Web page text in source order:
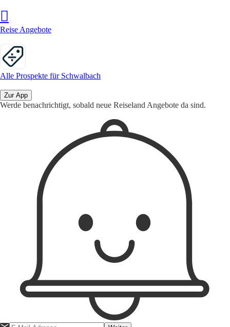
Reise Angebote
Alle Prospekte für Schwalbach
Zur App
Werde benachrichtigt, sobald neue Reiseland Angebote da sind.